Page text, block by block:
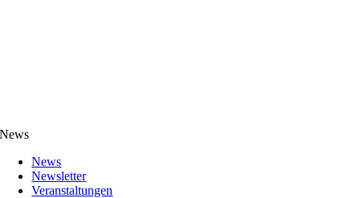
News
News
Newsletter
Veranstaltungen